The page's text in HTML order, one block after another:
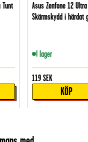
Tunt
Asus Zenfone 12 Ultra
Skärmskydd i härdat
I lager
119 SEK
KÖP